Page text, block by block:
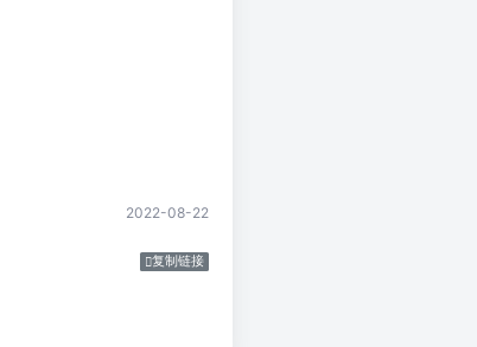
2022-08-22
复制链接